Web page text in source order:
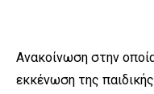
Ανακοίνωση στην
εκκένωση της